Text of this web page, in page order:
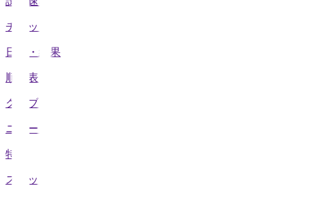
チケット
日程・結果
順位表
クラブ
ニュース
特集
スタッツ